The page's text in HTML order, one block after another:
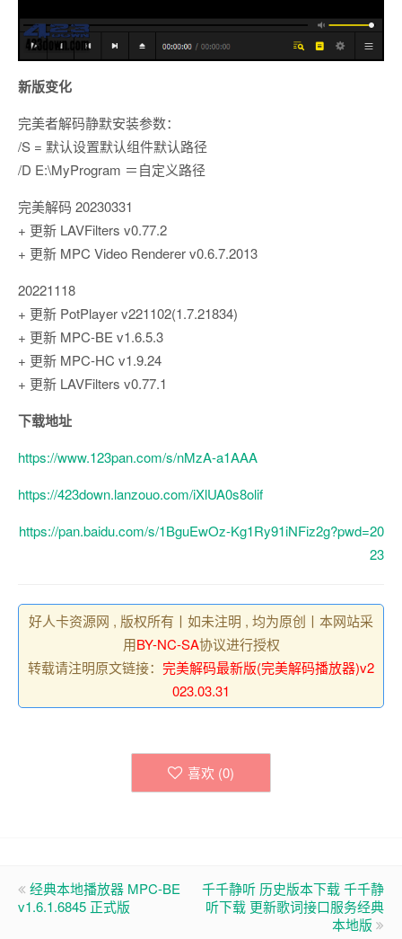
新版变化
完美者解码静默安装参数：
/S = 默认设置默认组件默认路径
/D E:\MyProgram ＝自定义路径
完美解码 20230331
+ 更新 LAVFilters v0.77.2
+ 更新 MPC Video Renderer v0.6.7.2013
20221118
+ 更新 PotPlayer v221102(1.7.21834)
+ 更新 MPC-BE v1.6.5.3
+ 更新 MPC-HC v1.9.24
+ 更新 LAVFilters v0.77.1
下载地址
https://www.123pan.com/s/nMzA-a1AAA
https://423down.lanzouo.com/iXlUA0s8olif
https://pan.baidu.com/s/1BguEwOz-Kg1Ry91iNFiz2g?pwd=20
23
好人卡资源网 , 版权所有丨如未注明 , 均为原创丨本网站采
用BY-NC-SA协议进行授权
转载请注明原文链接： 完美解码最新版(完美解码播放器)v2
023.03.31
喜欢 (0)
经典本地播放器 MPC-BE
v1.6.1.6845 正式版
千千静听 历史版本下载 千千静
听下载 更新歌词接口服务经典
本地版